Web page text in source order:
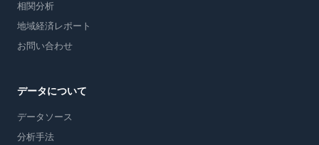
相関分析
地域経済レポート
お問い合わせ
データについて
データソース
分析手法